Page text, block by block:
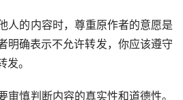
人的内容时，尊重原作者的意愿是
明确表示不允许转发，你应该遵守
。
审慎判断内容的真实性和道德性。